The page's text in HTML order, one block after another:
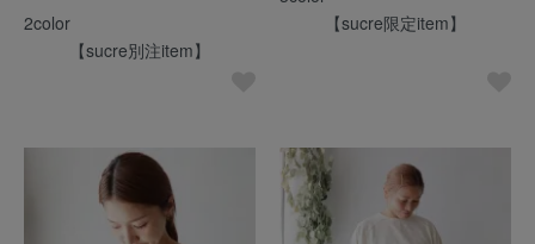
2color
【sucre別注item】
【sucre限定item】